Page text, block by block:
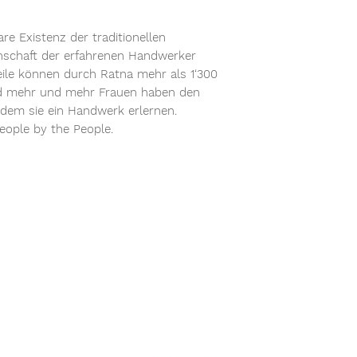
Existenz der traditionellen
der erfahrenen Handwerker
können durch Ratna mehr als 1‘300
mehr und mehr Frauen haben den
sie ein Handwerk erlernen.
by the People.